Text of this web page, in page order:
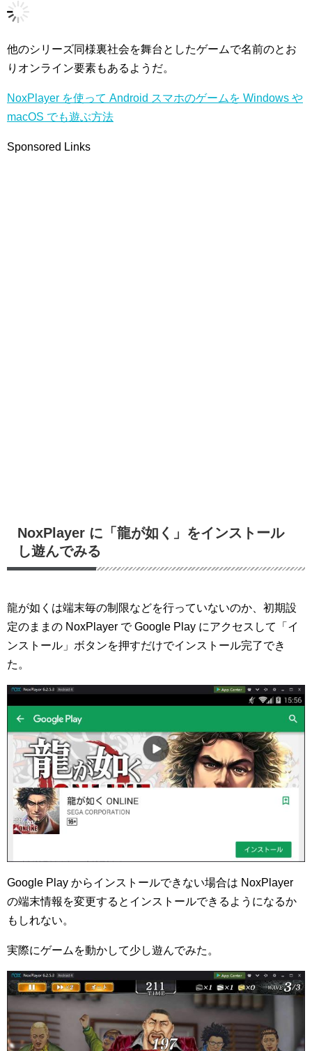
他のシリーズ同様裏社会を舞台としたゲームで名前のとお
りオンライン要素もあるようだ。
NoxPlayer を使って Android スマホのゲームを Windows や
macOS でも遊ぶ方法
Sponsored Links
NoxPlayer に「龍が如く」をインストール
し遊んでみる
龍が如くは端末毎の制限などを行っていないのか、初期設
定のままの NoxPlayer で Google Play にアクセスして「イ
ンストール」ボタンを押すだけでインストール完了でき
た。
Google Play からインストールできない場合は NoxPlayer
の端末情報を変更するとインストールできるようになるか
もしれない。
実際にゲームを動かして少し遊んでみた。